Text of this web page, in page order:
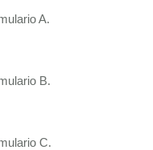
A.
B.
C.